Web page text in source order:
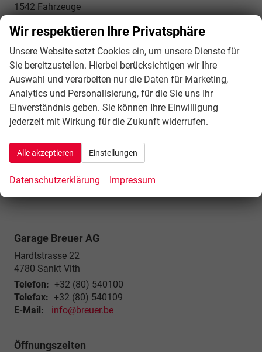
1542 Fahrzeuge
Vergleich Auto-Finanzierungen
Garage Breuer AG
Hardtstrasse 22
4780 Sankt Vith
Telefon: +32 (80) 540100
Telefax: +32 (80) 540109
E-Mail:
info@breuer.be
Öffnungszeiten
Wir respektieren Ihre Privatsphäre
Unsere Website setzt Cookies ein, um unsere Dienste für
Sie bereitzustellen. Hierbei berücksichtigen wir Ihre
Auswahl und verarbeiten nur die Daten für Marketing,
Analytics und Personalisierung, für die Sie uns Ihr
Einverständnis geben. Sie können Ihre Einwilligung
jederzeit mit Wirkung für die Zukunft widerrufen.
Alle akzeptieren Einstellungen
Datenschutzerklärung Impressum